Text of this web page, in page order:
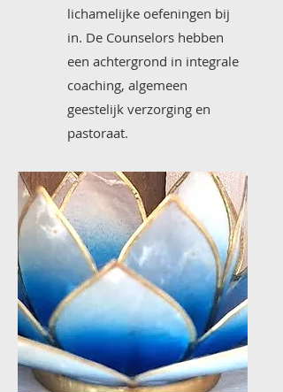
lichamelijke oefeningen bij
in.​ De Counselors hebben
een achtergrond in integrale
coaching, algemeen
geestelijk verzorging en
pastoraat.